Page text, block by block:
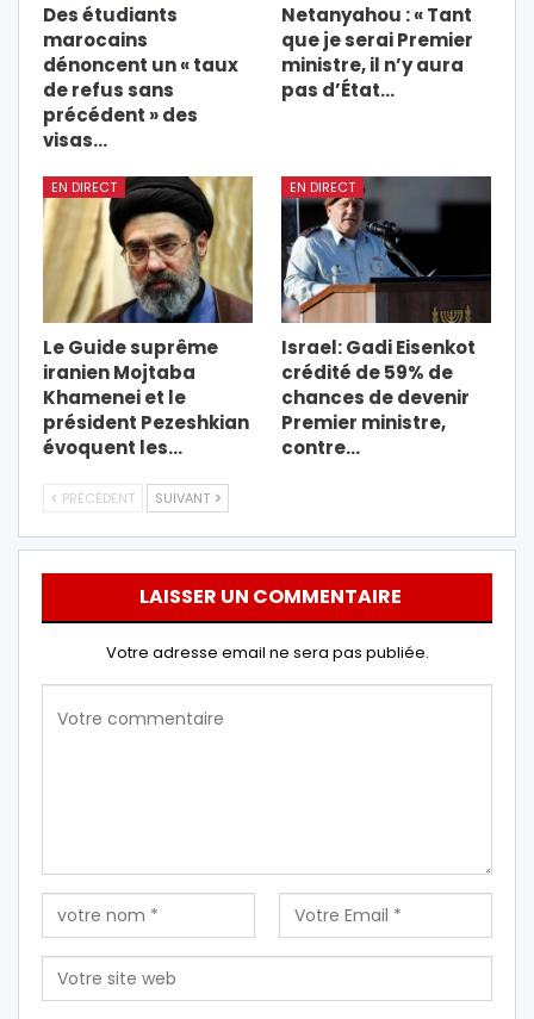
Des étudiants
marocains
dénoncent un « taux
de refus sans
précédent » des
visas…
Netanyahou : « Tant
que je serai Premier
ministre, il n’y aura
pas d’État…
EN DIRECT
Le Guide suprême
iranien Mojtaba
Khamenei et le
président Pezeshkian
évoquent les…
EN DIRECT
Israel: Gadi Eisenkot
crédité de 59% de
chances de devenir
Premier ministre,
contre…
PRÉCÉDENT SUIVANT
LAISSER UN COMMENTAIRE
Votre adresse email ne sera pas publiée.